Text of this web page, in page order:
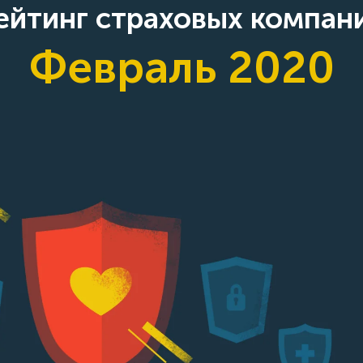
страховых
Февраль 2020